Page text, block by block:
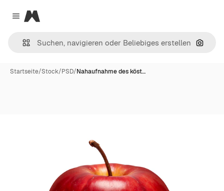
Close menu
Magnific
Nach
Startseite/Stock/PSD/Nahaufnahme des köst…